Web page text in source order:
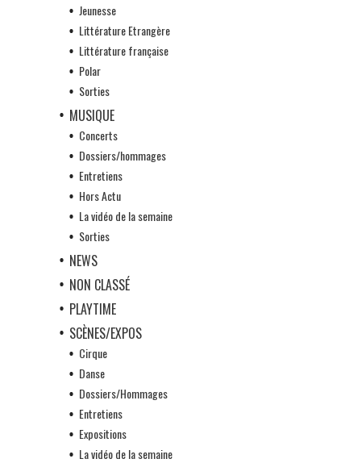
Jeunesse
Littérature Etrangère
Littérature française
Polar
Sorties
MUSIQUE
Concerts
Dossiers/hommages
Entretiens
Hors Actu
La vidéo de la semaine
Sorties
NEWS
NON CLASSÉ
PLAYTIME
SCÈNES/EXPOS
Cirque
Danse
Dossiers/Hommages
Entretiens
Expositions
La vidéo de la semaine